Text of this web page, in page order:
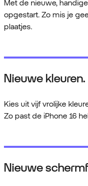
Met de nieuwe,
opgestart. Zo mis je
plaatjes.
Nieuwe kleuren.
Kies uit vijf vrolijke
Zo past de iPhone 16
Nieuwe